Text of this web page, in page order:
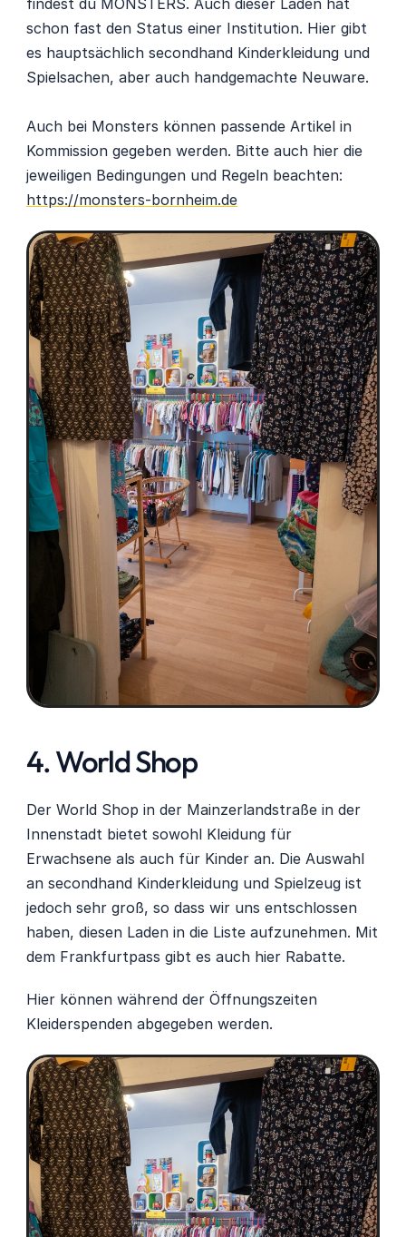
findest du MONSTERS. Auch dieser Laden hat
schon fast den Status einer Institution. Hier gibt
es hauptsächlich secondhand Kinderkleidung und
Spielsachen, aber auch handgemachte Neuware.
Auch bei Monsters können passende Artikel in
Kommission gegeben werden. Bitte auch hier die
https://monsters-bornheim.de
4. World Shop
Der World Shop in der Mainzerlandstraße in der
Innenstadt bietet sowohl Kleidung für
Erwachsene als auch für Kinder an. Die Auswahl
an secondhand Kinderkleidung und Spielzeug ist
jedoch sehr groß, so dass wir uns entschlossen
haben, diesen Laden in die Liste aufzunehmen. Mit
dem Frankfurtpass gibt es auch hier Rabatte. ‍
Hier können während der Öffnungszeiten
Kleiderspenden abgegeben werden.